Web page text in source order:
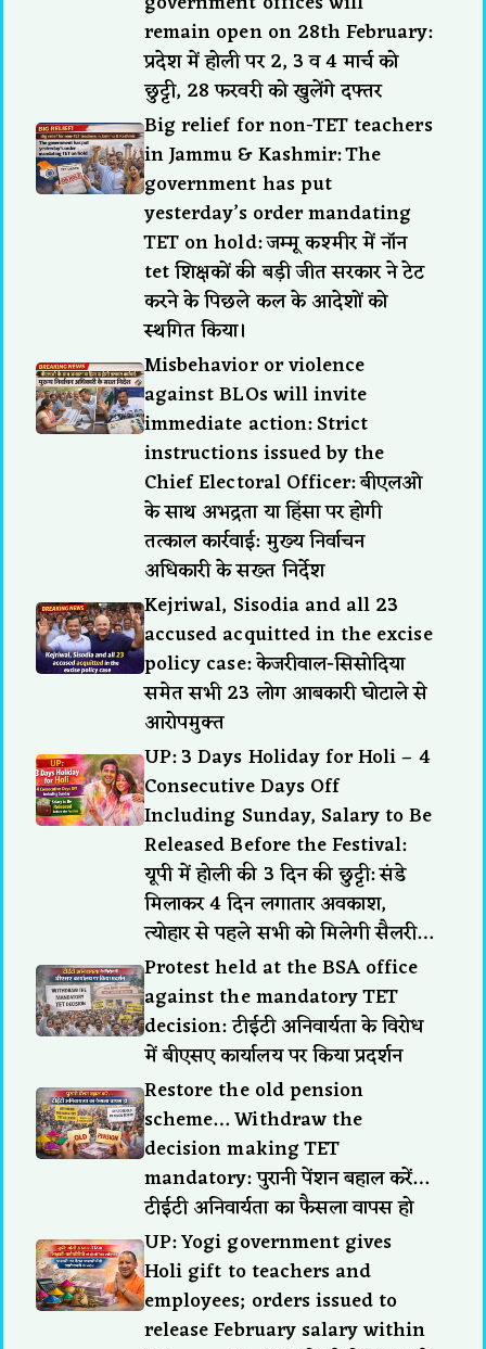
remain open on 28th February:
प्रदेश में होली पर 2, 3 व 4 मार्च को
छुट्टी, 28 फरवरी को खुलेंगे दफ्तर
Big relief for non-TET teachers
in Jammu & Kashmir: The
government has put
yesterday’s order mandating
TET on hold: जम्मू कश्मीर में नॉन
tet शिक्षकों की बड़ी जीत सरकार ने टेट
करने के पिछले कल के आदेशों को
स्थगित किया।
Misbehavior or violence
against BLOs will invite
immediate action: Strict
instructions issued by the
Chief Electoral Officer: बीएलओ
के साथ अभद्रता या हिंसा पर होगी
तत्काल कार्रवाई: मुख्य निर्वाचन
अधिकारी के सख्त निर्देश
Kejriwal, Sisodia and all 23
accused acquitted in the excise
policy case: केजरीवाल-सिसोदिया
समेत सभी 23 लोग आबकारी घोटाले से
आरोपमुक्त
UP: 3 Days Holiday for Holi – 4
Consecutive Days Off
Including Sunday, Salary to Be
Released Before the Festival:
यूपी में होली की 3 दिन की छुट्टी: संडे
मिलाकर 4 दिन लगातार अवकाश,
त्योहार से पहले सभी को मिलेगी सैलरी…
Protest held at the BSA office
against the mandatory TET
decision: टीईटी अनिवार्यता के विरोध
में बीएसए कार्यालय पर किया प्रदर्शन
Restore the old pension
scheme… Withdraw the
decision making TET
mandatory: पुरानी पेंशन बहाल करें…
टीईटी अनिवार्यता का फैसला वापस हो
UP: Yogi government gives
Holi gift to teachers and
employees; orders issued to
release February salary within